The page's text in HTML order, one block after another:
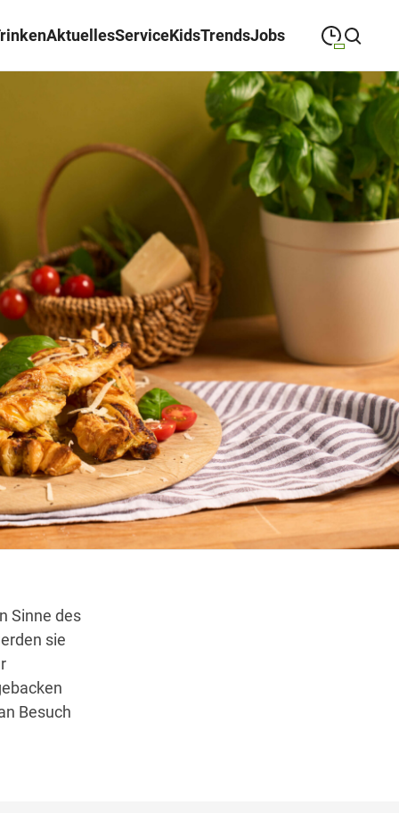
AktuellesServiceKidsTrendsJobs
Montag
09:00—19:00
09:00—19:00
Mittwoch
MITTWOCH 09:00 —19:00
Donnerstag
DONNERSTAG
Freitag
FREITAG
Samstag
SAMSTAG
Sonderöffnungszeiten
Wegbeschreibung
Sinne des
sie
Besuch